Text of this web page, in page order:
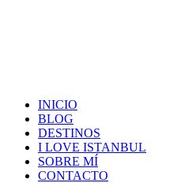
INICIO
BLOG
DESTINOS
I LOVE ISTANBUL
SOBRE MÍ
CONTACTO